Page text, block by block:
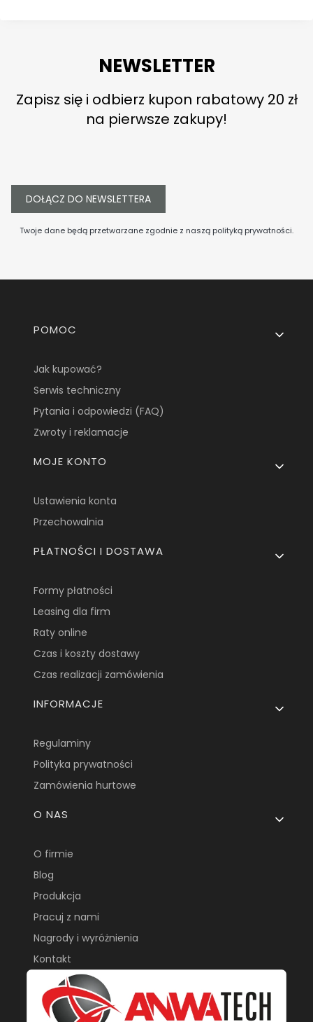
NEWSLETTER
Zapisz się i odbierz kupon rabatowy 20 zł
na pierwsze zakupy!
DOŁĄCZ DO NEWSLETTERA
Twoje dane będą przetwarzane zgodnie z naszą polityką prywatności.
Linki w stopce
POMOC
Jak kupować?
Serwis techniczny
Pytania i odpowiedzi (FAQ)
Zwroty i reklamacje
MOJE KONTO
Ustawienia konta
Przechowalnia
PŁATNOŚCI I DOSTAWA
Formy płatności
Leasing dla firm
Raty online
Czas i koszty dostawy
Czas realizacji zamówienia
INFORMACJE
Regulaminy
Polityka prywatności
Zamówienia hurtowe
O NAS
O firmie
Blog
Produkcja
Pracuj z nami
Nagrody i wyróżnienia
Kontakt